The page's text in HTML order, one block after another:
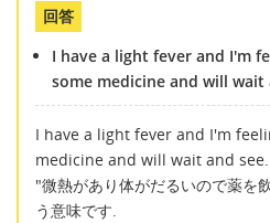
回答
I have a light fever and I'm
some medicine and will wait
I have a light fever and I'm
medicine and will wait and see.
"微熱があり体がだるいので薬を
う意味です.